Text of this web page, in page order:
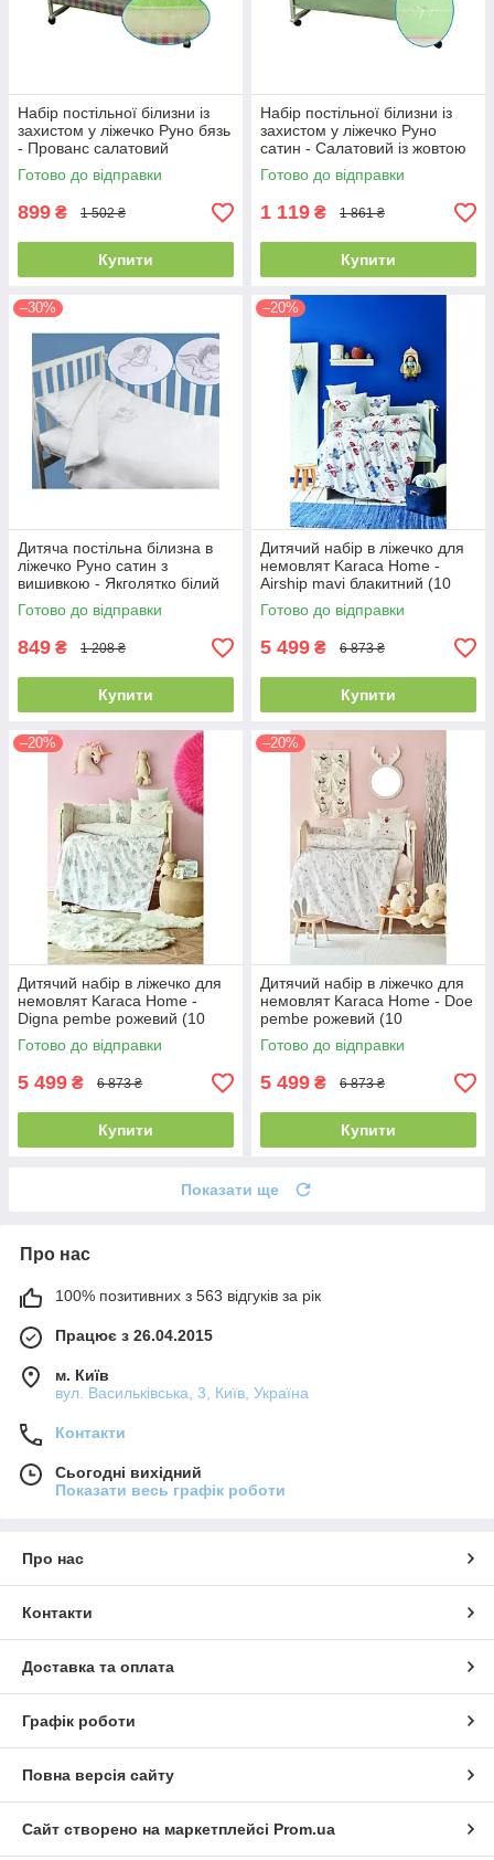
Набір постільної білизни із
захистом у ліжечко Руно бязь
- Прованс салатовий
(100000597)
Готово до відправки
899 ₴ 1 502 ₴
Купити
Набір постільної білизни із
захистом у ліжечко Руно
сатин - Салатовий із жовтою
смугою (16676)
Готово до відправки
1 119 ₴ 1 861 ₴
Купити
–30%
Дитяча постільна білизна в
ліжечко Руно сатин з
вишивкою - Якголятко білий
(19754)
Готово до відправки
849 ₴ 1 208 ₴
Купити
–20%
Дитячий набір в ліжечко для
немовлят Karaca Home -
Airship mavi блакитний (10
предметів)
Готово до відправки
5 499 ₴ 6 873 ₴
Купити
–20%
Дитячий набір в ліжечко для
немовлят Karaca Home -
Digna pembe рожевий (10
предметів)
Готово до відправки
5 499 ₴ 6 873 ₴
Купити
–20%
Дитячий набір в ліжечко для
немовлят Karaca Home - Doe
pembe рожевий (10
предметів)
Готово до відправки
5 499 ₴ 6 873 ₴
Купити
Показати ще
Про нас
100% позитивних з 563 відгуків за рік
Працює з 26.04.2015
м. Київ
вул. Васильківська, 3, Київ, Україна
Контакти
Сьогодні вихідний
Показати весь графік роботи
Про нас
Контакти
Доставка та оплата
Графік роботи
Повна версія сайту
Сайт створено на маркетплейсі Prom.ua